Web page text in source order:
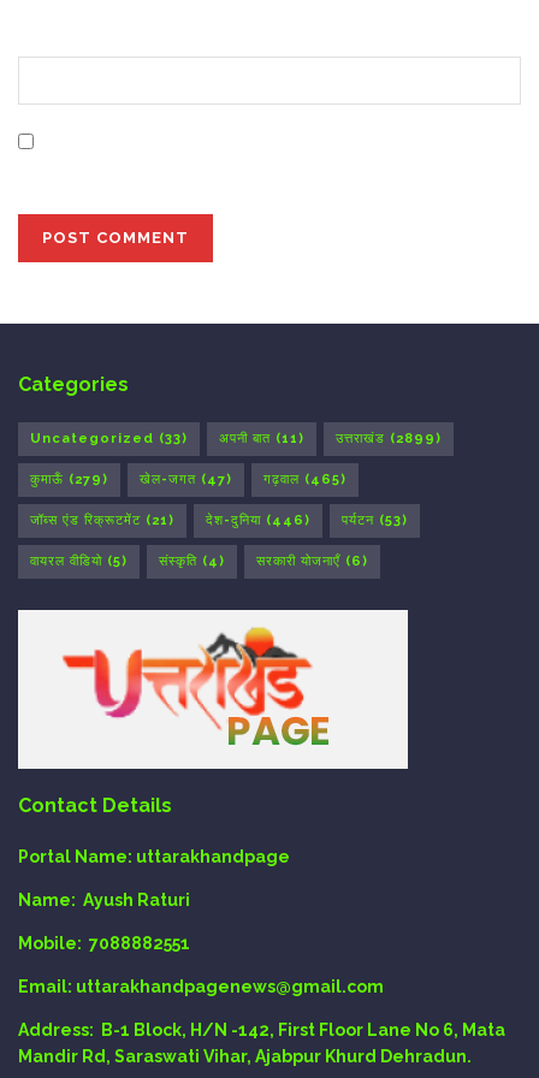
Categories
Uncategorized (33) अपनी बात (11) उत्तराखंड (2899)
कुमाऊँ (279) खेल-जगत (47) गढ़वाल (465)
जॉब्स एंड रिक्रूटमेंट (21) देश-दुनिया (446) पर्यटन (53)
वायरल वीडियो (5) संस्कृति (4) सरकारी योजनाएँ (6)
Contact Details
Portal Name: uttarakhandpage
Name: Ayush Raturi
Mobile: 7088882551
Email: uttarakhandpagenews@gmail.com
Address: B-1 Block, H/N -142, First Floor Lane No 6, Mata
Mandir Rd, Saraswati Vihar, Ajabpur Khurd Dehradun.